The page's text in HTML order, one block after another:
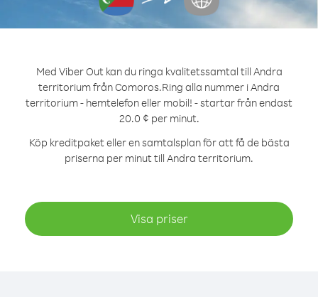
Med Viber Out kan du ringa kvalitetssamtal till Andra
territorium från Comoros.Ring alla nummer i Andra
territorium - hemtelefon eller mobil! - startar från endast
20.0 ¢ per minut.
Köp kreditpaket eller en samtalsplan för att få de bästa
priserna per minut till Andra territorium.
Visa priser